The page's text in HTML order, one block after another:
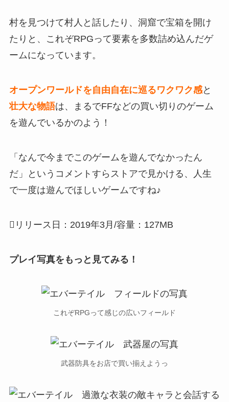
村を見つけて村人と話したり、洞窟で宝箱を開け
たりと、
これぞRPGって要素を多数詰め込んだゲ
ームになっています。
オープンワールドを自由自在に巡るワクワク感と
壮大な物語は、まるでFFなどの買い切りのゲーム
を遊んでいるかのよう！
「なんで今までこのゲームを遊んでなかったん
だ」というコメントすらストアで見かける、
人生
で一度は遊んでほしいゲームですね♪
リリース日：2019年3月/容量：127MB
プレイ写真をもっと見てみる！
これぞRPGって感じの広いフィールド
武器防具をお店で買い揃えようっ